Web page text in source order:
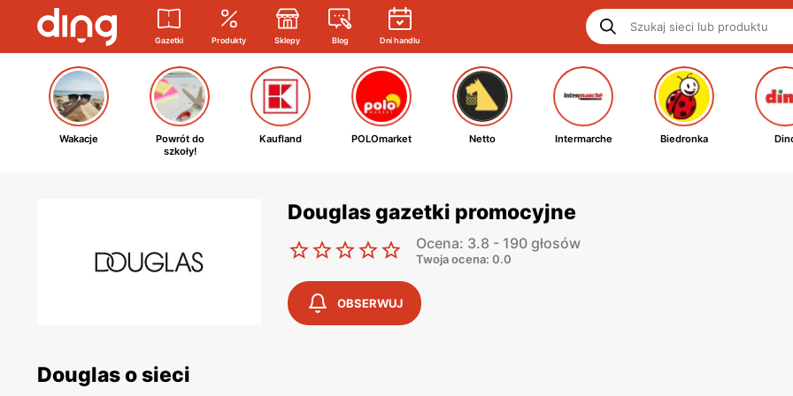
Gazetki Produkty Sklepy Blog Dni handlu
Wakacje
Powrót do
szkoły!
Kaufland POLOmarket Netto Intermarche Biedronka
Douglas gazetki promocyjne
Ocena: 3.8 - 190 głosów
Twoja ocena: 0.0
OBSERWUJ
Douglas o sieci